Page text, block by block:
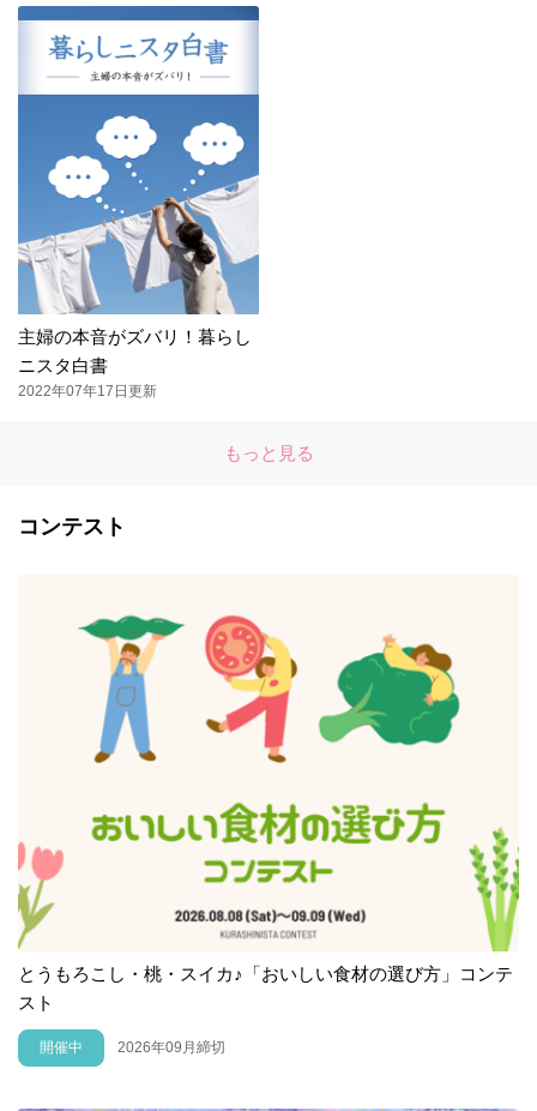
主婦の本音がズバリ！暮らし
ニスタ白書
2022年07年17日更新
もっと見る
コンテスト
とうもろこし・桃・スイカ♪「おいしい食材の選び方」コンテ
スト
開催中 2026年09月締切